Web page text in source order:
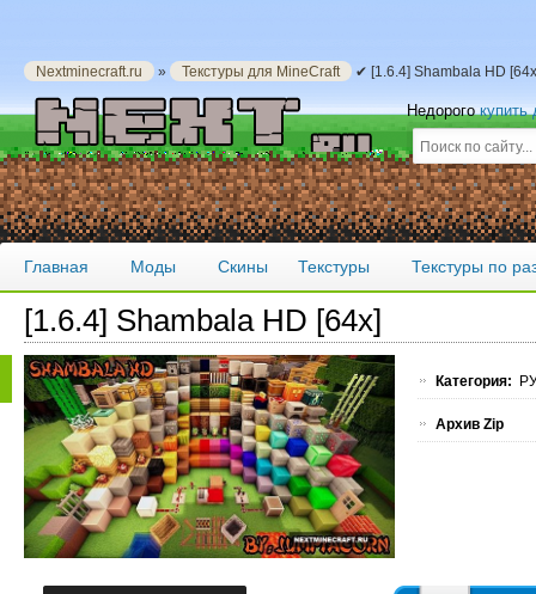
Nextminecraft.ru » Текстуры для MineCraft ✔ [1.6.4] Shambala HD
Недорогокупить
Главная Моды Скины Текстуры Текстуры по
[1.6.4] Shambala HD [64x]
Категория:
Архив Zip